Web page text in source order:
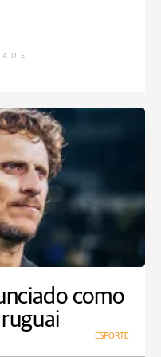
como
ESPORTE